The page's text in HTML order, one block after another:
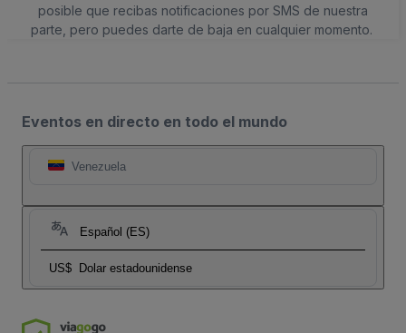
posible que recibas notificaciones por SMS de nuestra
parte, pero puedes darte de baja en cualquier momento.
Eventos en directo en todo el mundo
Venezuela
Español (ES)
US$ Dolar estadounidense